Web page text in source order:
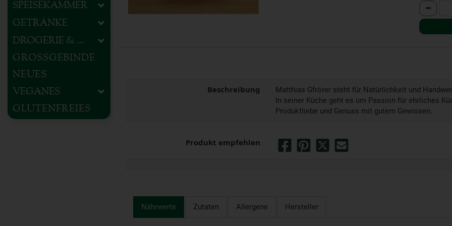
SPEISEKAMMER
GETRÄNKE
DROGERIE & HAUSHALT
GROSSGEBINDE
NEUES
VEGANES
GLUTENFREIES
Anzahl
Beschreibung
Matthias Gfrörer steht für Natürlichkeit und
In seiner Küche geht es um Passion für ehrliches
Produktliebe und Genuss mit gutem Gewissen.
Produkt empfehlen
Nährwerte Zutaten Allergene Hersteller